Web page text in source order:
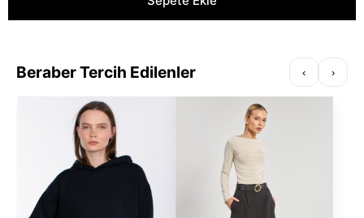
Beraber Tercih Edilenler ‹ ›